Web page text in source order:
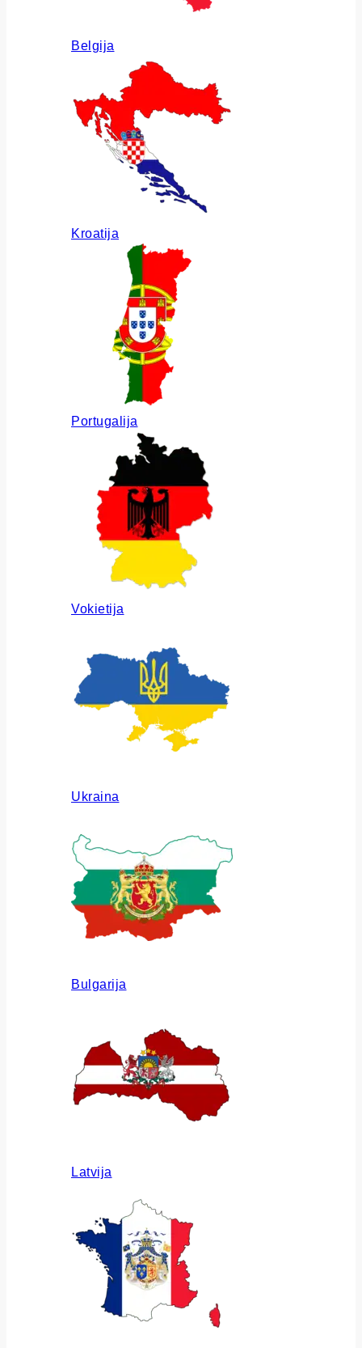
Belgija
Kroatija
Portugalija
Vokietija
Ukraina
Bulgarija
Latvija